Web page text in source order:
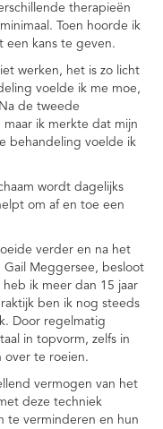
therapieën
Toen hoorde ik
een kans te geven.
werken, het is zo licht
voelde ik me moe,
de tweede
ik merkte dat mijn
behandeling voelde ik
wordt dagelijks
om af en toe een
verder en na het
Gail Meggersee, besloot
ik meer dan 15 jaar
ben ik nog steeds
Door regelmatig
in topvorm, zelfs in
over te roeien.
vermogen van het
deze techniek
te verminderen en hun